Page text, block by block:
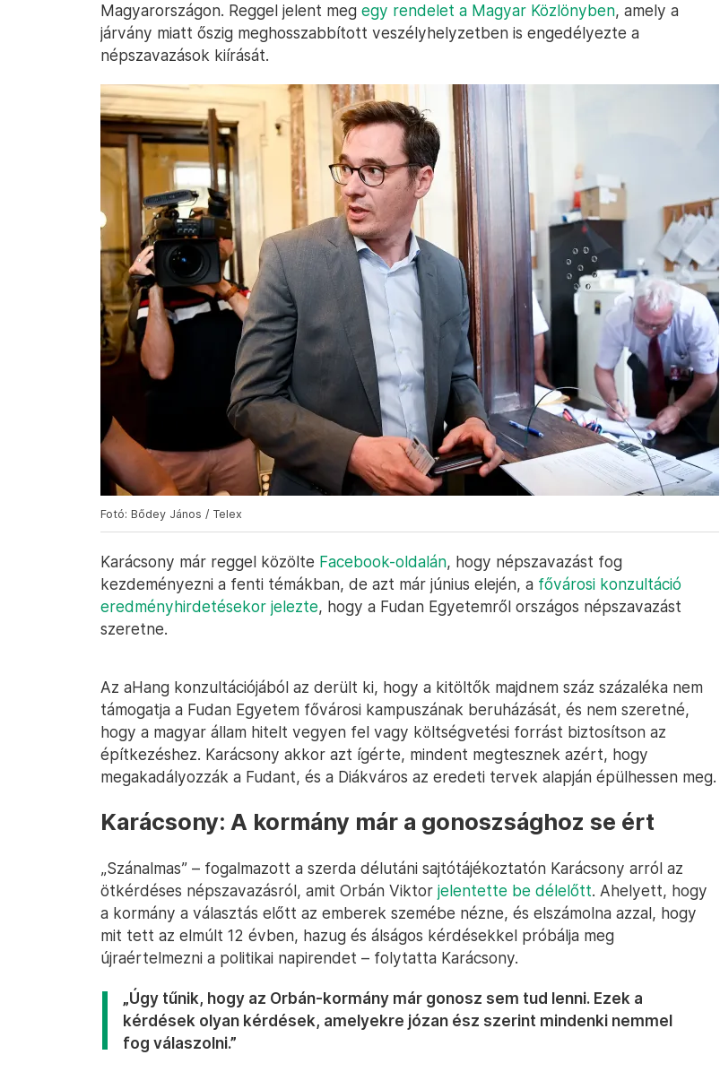
Magyarországon. Reggel jelent meg egy rendelet a Magyar Közlönyben, amely a
járvány miatt őszig meghosszabbított veszélyhelyzetben is engedélyezte a
népszavazások kiírását.
Fotó: Bődey János / Telex
Karácsony már reggel közölte Facebook-oldalán, hogy népszavazást fog
kezdeményezni a fenti témákban, de azt már június elején, a fővárosi konzultáció
eredményhirdetésekor jelezte, hogy a Fudan Egyetemről országos népszavazást
szeretne.
Az aHang konzultációjából az derült ki, hogy a kitöltők majdnem száz százaléka nem
támogatja a Fudan Egyetem fővárosi kampuszának beruházását, és nem szeretné,
hogy a magyar állam hitelt vegyen fel vagy költségvetési forrást biztosítson az
építkezéshez. Karácsony akkor azt ígérte, mindent megtesznek azért, hogy
megakadályozzák a Fudant, és a Diákváros az eredeti tervek alapján épülhessen meg.
Karácsony: A kormány már a gonoszsághoz se ért
„Szánalmas” – fogalmazott a szerda délutáni sajtótájékoztatón Karácsony arról az
ötkérdéses népszavazásról, amit Orbán Viktor jelentette be délelőtt. Ahelyett, hogy
a kormány a választás előtt az emberek szemébe nézne, és elszámolna azzal, hogy
mit tett az elmúlt 12 évben, hazug és álságos kérdésekkel próbálja meg
újraértelmezni a politikai napirendet – folytatta Karácsony.
„Úgy tűnik, hogy az Orbán-kormány már gonosz sem tud lenni. Ezek a
kérdések olyan kérdések, amelyekre józan ész szerint mindenki nemmel
fog válaszolni.”